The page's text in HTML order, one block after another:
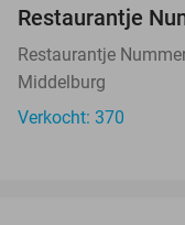
Restaurantje
Restaurantje
Middelburg
Verkocht: 370